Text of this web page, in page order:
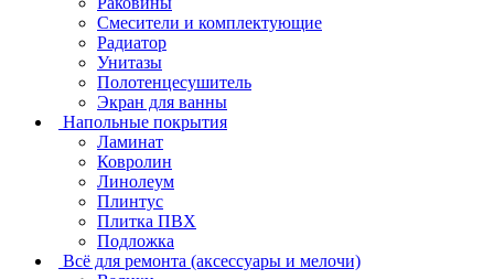
Смесители и комплектующие
Радиатор
Унитазы
Полотенцесушитель
Экран для ванны
Напольные покрытия
Ламинат
Ковролин
Линолеум
Плинтус
Плитка ПВХ
Подложка
Всё для ремонта (аксессуары и мелочи)